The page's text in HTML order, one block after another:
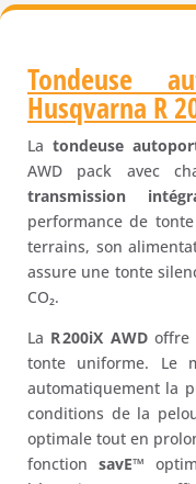
Tondeuse
Husqvarna R
La tondeuse
AWD pack avec
transmission
performance de
terrains, son
assure une tonte
CO₂.
La R 200iX AWDoffre
tonte uniforme. Le
automatiquement la
conditions de la
optimale tout en
fonction savE™